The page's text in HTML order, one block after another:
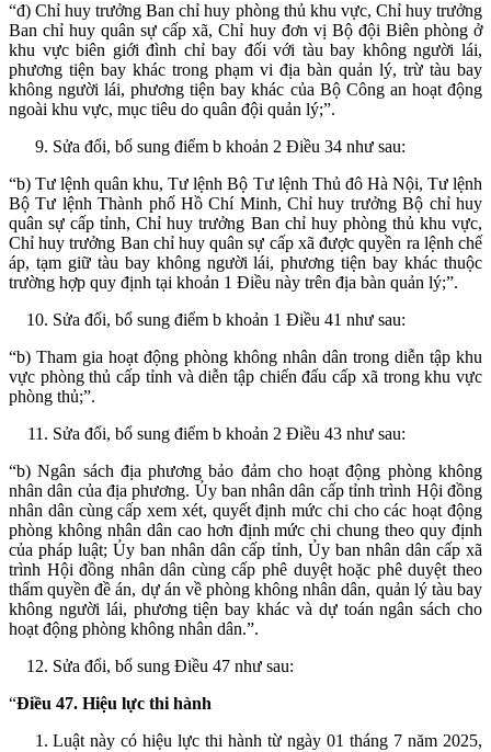
“đ) Chỉ huy trưởng Ban chỉ huy phòng thủ khu vực, Chỉ huy trưởng
Ban chỉ huy quân sự cấp xã, Chỉ huy đơn vị Bộ đội Biên phòng ở
khu vực biên giới đình chỉ bay đối với tàu bay không người lái,
phương tiện bay khác trong phạm vi địa bàn quản lý, trừ tàu bay
không người lái, phương tiện bay khác của Bộ Công an hoạt động
ngoài khu vực, mục tiêu do quân đội quản lý;”.
Sửa đổi, bổ sung điểm b khoản 2 Điều 34 như sau:
“b) Tư lệnh quân khu, Tư lệnh Bộ Tư lệnh Thủ đô Hà Nội, Tư lệnh
Bộ Tư lệnh Thành phố Hồ Chí Minh, Chỉ huy trưởng Bộ chỉ huy
quân sự cấp tỉnh, Chỉ huy trưởng Ban chỉ huy phòng thủ khu vực,
Chỉ huy trưởng Ban chỉ huy quân sự cấp xã được quyền ra lệnh chế
áp, tạm giữ tàu bay không người lái, phương tiện bay khác thuộc
trường hợp quy định tại khoản 1 Điều này trên địa bàn quản lý;”.
Sửa đổi, bổ sung điểm b khoản 1 Điều 41 như sau:
“b) Tham gia hoạt động phòng không nhân dân trong diễn tập khu
vực phòng thủ cấp tỉnh và diễn tập chiến đấu cấp xã trong khu vực
phòng thủ;”.
Sửa đổi, bổ sung điểm b khoản 2 Điều 43 như sau:
“b) Ngân sách địa phương bảo đảm cho hoạt động phòng không
nhân dân của địa phương. Ủy ban nhân dân cấp tỉnh trình Hội đồng
nhân dân cùng cấp xem xét, quyết định mức chi cho các hoạt động
phòng không nhân dân cao hơn định mức chi chung theo quy định
của pháp luật; Ủy ban nhân dân cấp tỉnh, Ủy ban nhân dân cấp xã
trình Hội đồng nhân dân cùng cấp phê duyệt hoặc phê duyệt theo
thẩm quyền đề án, dự án về phòng không nhân dân, quản lý tàu bay
không người lái, phương tiện bay khác và dự toán ngân sách cho
hoạt động phòng không nhân dân.”.
Sửa đổi, bổ sung Điều 47 như sau:
“Điều 47. Hiệu lực thi hành
Luật này có hiệu lực thi hành từ ngày 01 tháng 7 năm 2025,